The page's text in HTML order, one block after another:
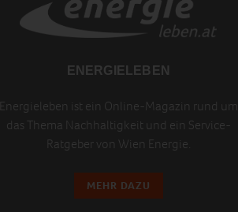
ENERGIELEBEN
Energieleben ist ein Online-Magazin rund um
das Thema Nachhaltigkeit und ein Service-
Ratgeber von Wien Energie.
MEHR DAZU